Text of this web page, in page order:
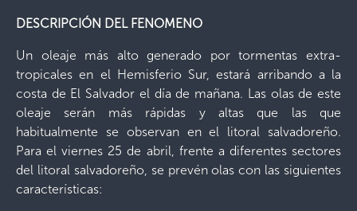
DESCRIPCIÓN DEL FENOMENO
Un oleaje más alto generado por tormentas extra-
tropicales en el Hemisferio Sur, estará arribando a la
costa de El Salvador el día de mañana. Las olas de este
oleaje serán más rápidas y altas que las que
habitualmente se observan en el litoral salvadoreño.
Para el viernes 25 de abril, frente a diferentes sectores
del litoral salvadoreño, se prevén olas con las siguientes
características: